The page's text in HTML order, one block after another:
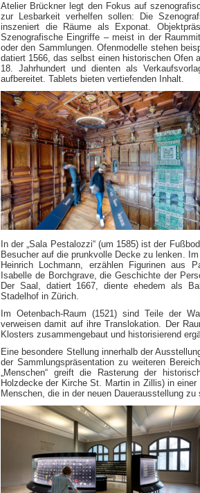
Atelier Brückner legt den Fokus auf
zur Lesbarkeit verhelfen sollen: Die
inszeniert die Räume als Exponat.
Szenografische Eingriffe – meist in der
oder den Sammlungen. Ofenmodelle stehen
datiert 1566, das selbst einen historischen Ofen
18. Jahrhundert und dienten als
aufbereitet. Tablets bieten vertiefenden Inhalt.
In der „Sala Pestalozzi“ (um 1585) ist der
Besucher auf die prunkvolle Decke zu lenken.
Heinrich Lochmann, erzählen Figurinen aus
Isabelle de Borchgrave, die Geschichte der
Der Saal, datiert 1667, diente ehedem als
Stadelhof in Zürich.
Im Oetenbach-Raum (1521) sind Teile der
verweisen damit auf ihre Translokation. Der
Klosters zusammengebaut und historisierend
Eine besondere Stellung innerhalb der
der Sammlungspräsentation zu weiteren
„Menschen“ greift die Rasterung der
Holzdecke der Kirche St. Martin in Zillis) in
Menschen, die in der neuen Dauerausstellung zu